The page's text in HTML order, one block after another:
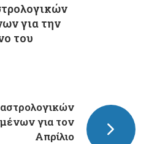
για την
του
αστρολογικών
για τον
Απρίλιο